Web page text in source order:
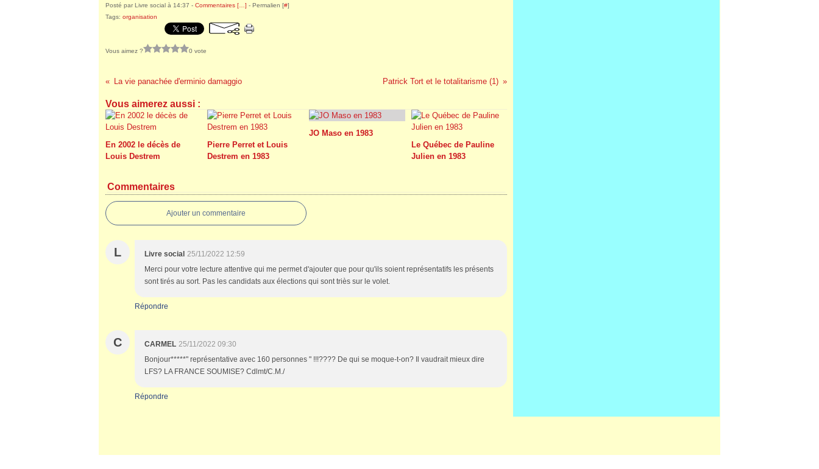
Posté par Livre social à 14:37 - Commentaires [ ] - Permalien [#]
Tags: organisation
Vous aimez ? 0 vote
La vie panachée d'erminio damaggio Patrick Tort et le totalitarisme (1)
Vous aimerez aussi :
En 2002 le décès de
Louis Destrem
Pierre Perret et Louis
Destrem en 1983
JO Maso en 1983
Le Québec de Pauline
Julien en 1983
Commentaires
Ajouter un commentaire
L Livre social 25/11/2022 12:59
Merci pour votre lecture attentive qui me permet d'ajouter que pour qu'ils soient représentatifs les présents
sont tirés au sort. Pas les candidats aux élections qui sont triès sur le volet.
Répondre
C CARMEL 25/11/2022 09:30
Bonjour*****" représentative avec 160 personnes " !!!???? De qui se moque-t-on? Il vaudrait mieux dire
LFS? LA FRANCE SOUMISE? Cdlmt/C.M./
Répondre